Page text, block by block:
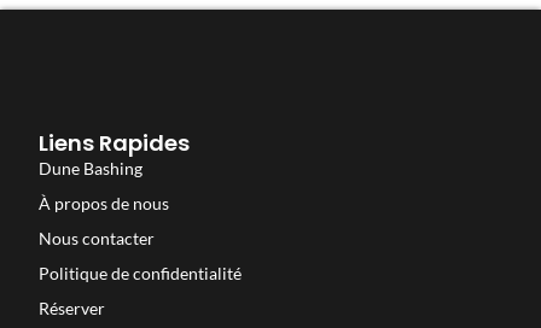
Liens Rapides
Dune Bashing
À propos de nous
Nous contacter
Politique de confidentialité
Réserver